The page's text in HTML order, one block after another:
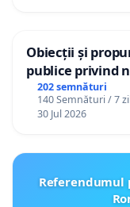
Obiecții și
publice privind
(PUG) Ialoveni
202 semnături
140 Semnături / 7
30 Jul 2026